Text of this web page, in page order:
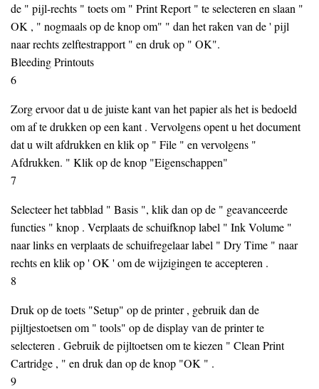
de " pijl-rechts " toets om " Print Report " te selecteren en slaan "
OK , " nogmaals op de knop om" " dan het raken van de ' pijl
naar rechts zelftestrapport " en druk op " OK".
Bleeding Printouts
6
Zorg ervoor dat u de juiste kant van het papier als het is bedoeld
om af te drukken op een kant . Vervolgens opent u het document
dat u wilt afdrukken en klik op " File " en vervolgens "
Afdrukken. " Klik op de knop "Eigenschappen"
7
Selecteer het tabblad " Basis ", klik dan op de " geavanceerde
functies " knop . Verplaats de schuifknop label " Ink Volume "
naar links en verplaats de schuifregelaar label " Dry Time " naar
rechts en klik op ' OK ' om de wijzigingen te accepteren .
8
Druk op de toets "Setup" op de printer , gebruik dan de
pijltjestoetsen om " tools" op de display van de printer te
selecteren . Gebruik de pijltoetsen om te kiezen " Clean Print
Cartridge , " en druk dan op de knop "OK " .
9